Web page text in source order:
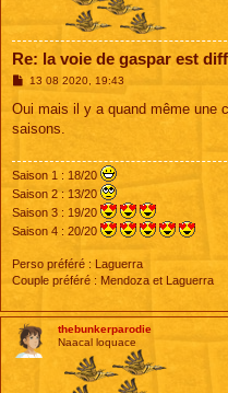
Re: la voie de gaspar est
M
s
a
13 08 2020, 19:43
Oui mais il y a quand même une
saisons.
Saison 1 : 18/20
Saison 2 : 13/20
Saison 3 : 19/20
Saison 4 : 20/20
Perso préféré : Laguerra
Couple préféré : Mendoza et Laguerra
thebunkerparodie
Naacal loquace